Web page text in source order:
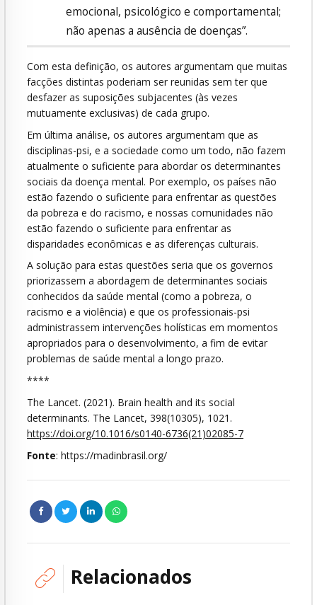
emocional, psicológico e comportamental;
não apenas a ausência de doenças”.
Com esta definição, os autores argumentam que muitas
facções distintas poderiam ser reunidas sem ter que
desfazer as suposições subjacentes (às vezes
mutuamente exclusivas) de cada grupo.
Em última análise, os autores argumentam que as
disciplinas-psi, e a sociedade como um todo, não fazem
atualmente o suficiente para abordar os determinantes
sociais da doença mental. Por exemplo, os países não
estão fazendo o suficiente para enfrentar as questões
da pobreza e do racismo, e nossas comunidades não
estão fazendo o suficiente para enfrentar as
disparidades econômicas e as diferenças culturais.
A solução para estas questões seria que os governos
priorizassem a abordagem de determinantes sociais
conhecidos da saúde mental (como a pobreza, o
racismo e a violência) e que os professionais-psi
administrassem intervenções holísticas em momentos
apropriados para o desenvolvimento, a fim de evitar
problemas de saúde mental a longo prazo.
****
The Lancet. (2021). Brain health and its social
determinants. The Lancet, 398(10305), 1021.
https://doi.org/10.1016/s0140-6736(21)02085-7
Fonte: https://madinbrasil.org/
Relacionados